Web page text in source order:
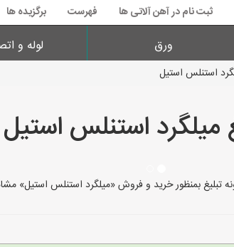
ثبت نام در آهن آلاتی ها فهرست برگزیده ها
ورق لوله و
استنلس استیل
میلگرد استنلس استیل
تبلیغ بمنظور خرید و فروش «میلگرد استنلس استیل»